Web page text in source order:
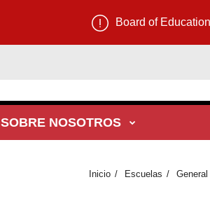
Board of
SOBRE NOSOTROS
Inicio Escuelas